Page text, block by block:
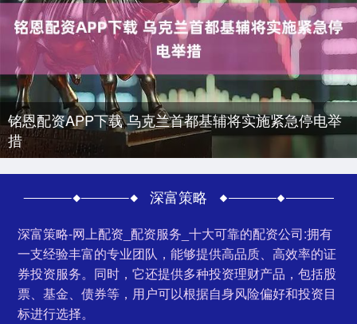
铭恩配资APP下载 乌克兰首都基辅将实施紧急停电举
措
深富策略
深富策略-网上配资_配资服务_十大可靠的配资公司:拥有
一支经验丰富的专业团队，能够提供高品质、高效率的证
券投资服务。同时，它还提供多种投资理财产品，包括股
票、基金、债券等，用户可以根据自身风险偏好和投资目
标进行选择。